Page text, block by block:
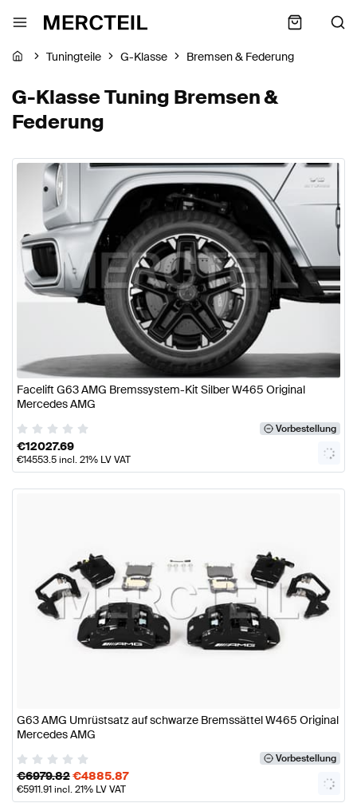
Tuningteile G-Klasse Bremsen & Federung
G-Klasse Tuning Bremsen &
Federung
Facelift G63 AMG Bremssystem-Kit Silber W465 Original
Mercedes AMG
Vorbestellung
€12027.69
€14553.5incl. 21% LV VAT
G63 AMG Umrüstsatz auf schwarze Bremssättel W465 Original
Mercedes AMG
Vorbestellung
€6979.82€4885.87
€5911.91incl. 21% LV VAT